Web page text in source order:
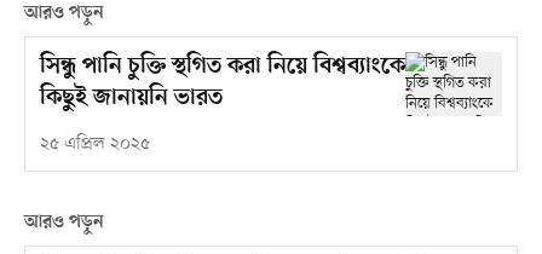
আরও পড়ুন
সিন্ধু পানি চুক্তি স্থগিত করা নিয়ে বিশ্বব্যাংকে
কিছুই জানায়নি ভারত
২৫ এপ্রিল ২০২৫
আরও পড়ুন